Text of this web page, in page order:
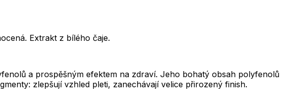
Extrakt z bílého čaje.
a prospěšným efektem na zdraví. Jeho bohatý obsah polyfenolů
zlepšují vzhled pleti, zanechávají velice přirozený finish.